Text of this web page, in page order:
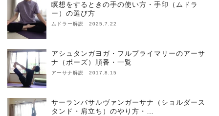
瞑想をするときの手の使い方・手印（ムドラ
ー）の選び方
ムドラー解説 2025.7.22
アシュタンガヨガ・フルプライマリーのアーサ
ナ（ポーズ）順番・一覧
アーサナ解説 2017.8.15
サーランバサルヴァンガーサナ（ショルダース
タンド・肩立ち）のやり方・…